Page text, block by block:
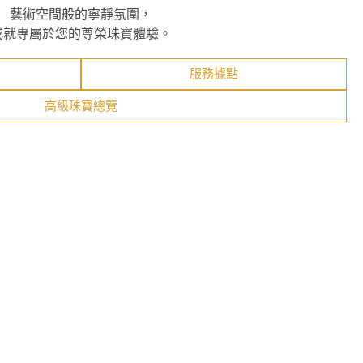
藝術空間般的寧靜氛圍，
就專屬於您的尊榮珠寶體驗。
服務據點
高級珠寶總覽